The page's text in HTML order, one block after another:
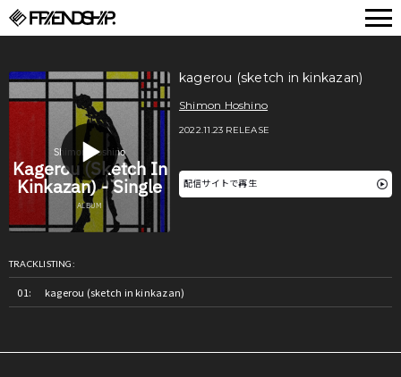
kagerou (sketch in kinkazan)
Shimon Hoshino
2022.11.23 RELEASE
配信サイトで再生
TRACKLISTING:
kagerou (sketch in kinkazan)